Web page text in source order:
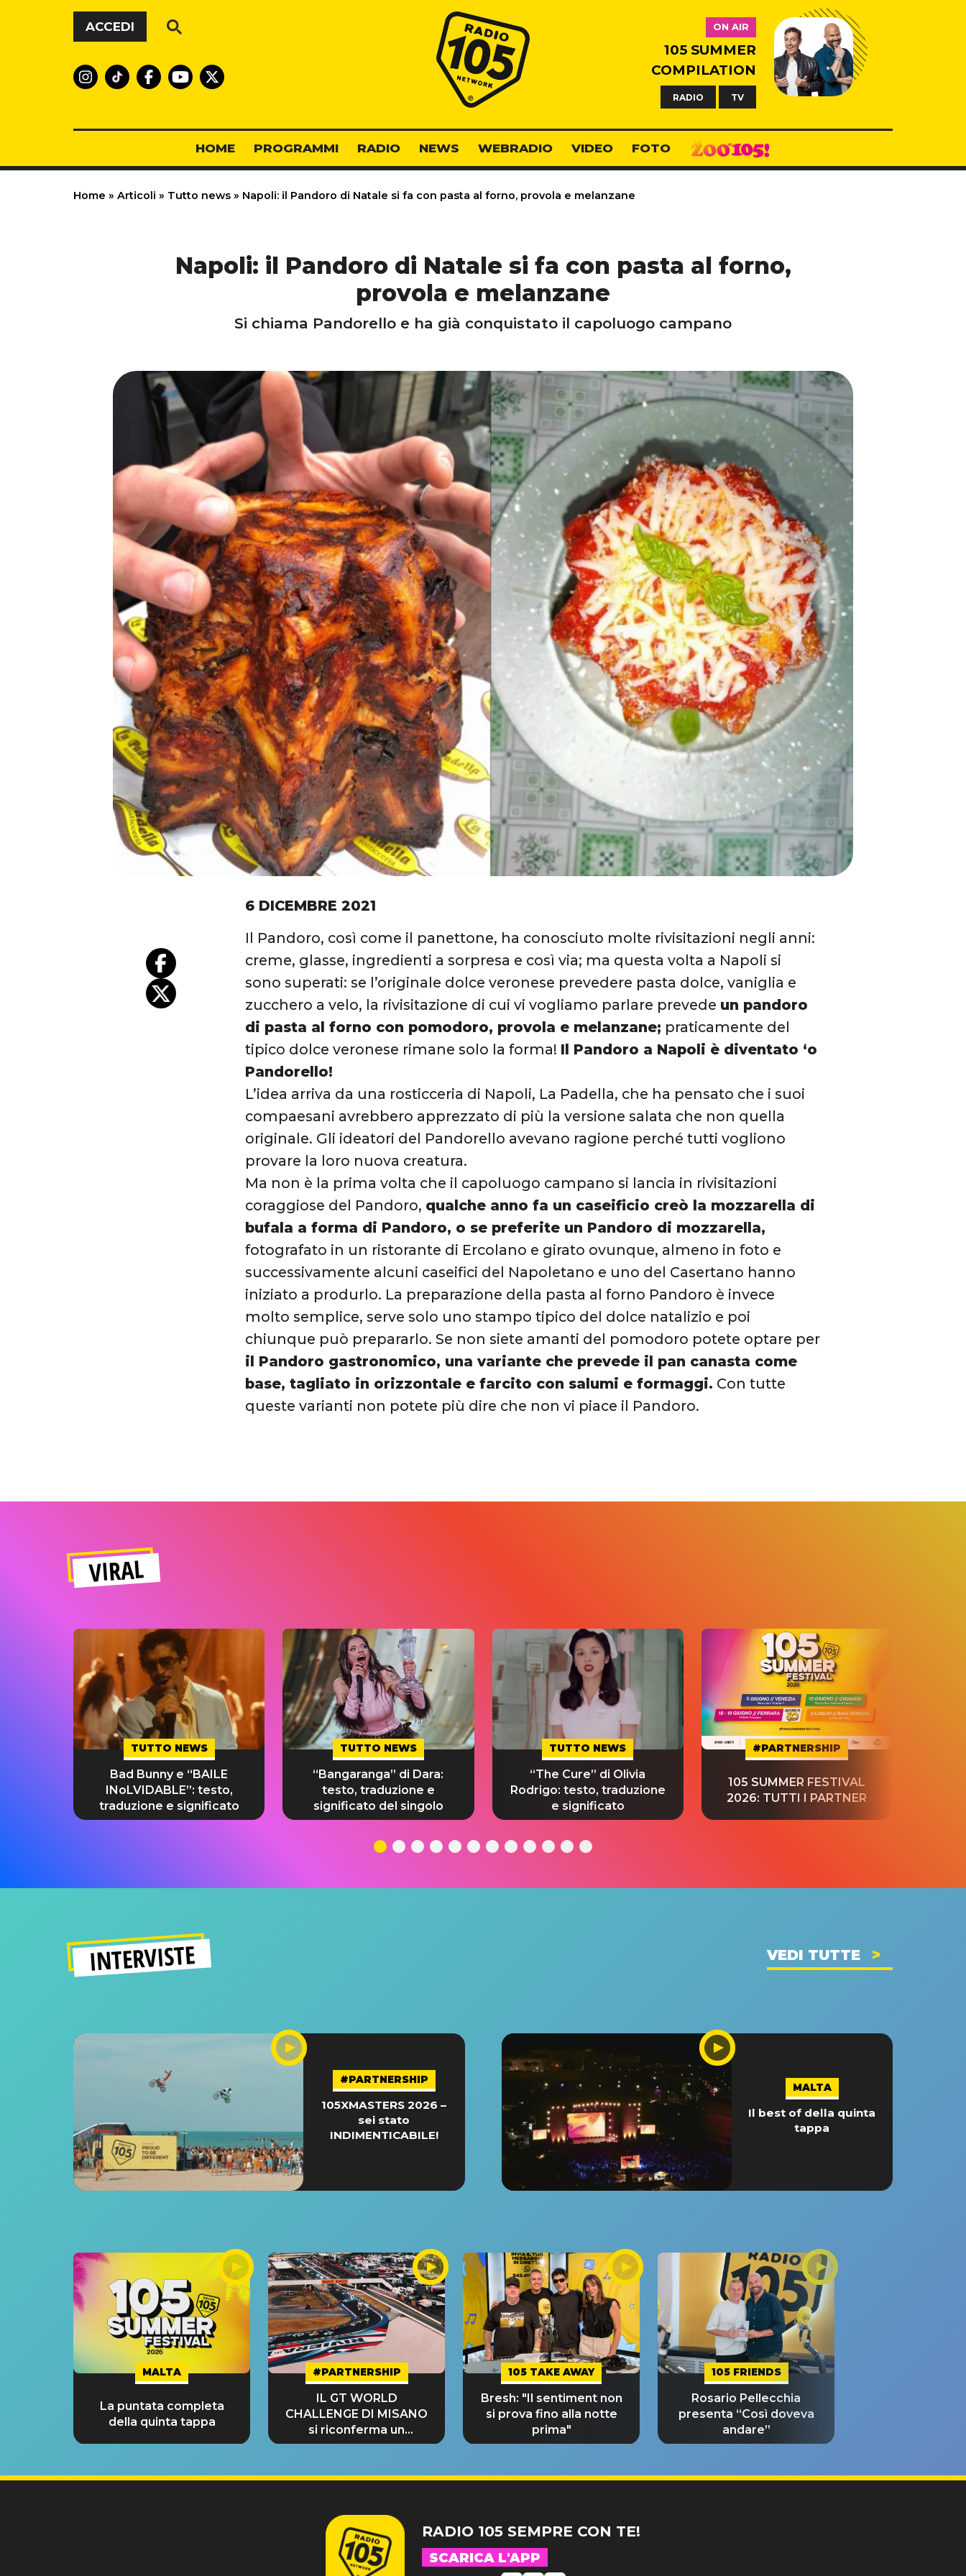
Vai al contenuto
ACCEDI
Radio 105
ON AIR
105 SUMMER
COMPILATION
RADIO TV
HOME PROGRAMMI RADIO NEWS WEBRADIO VIDEO FOTO
Home » Articoli » Tutto news » Napoli: il Pandoro di Natale si fa con pasta al forno, provola e melanzane
Napoli: il Pandoro di Natale si fa con pasta al forno,
provola e melanzane
Si chiama Pandorello e ha già conquistato il capoluogo campano
6 DICEMBRE 2021
Il Pandoro, così come il panettone, ha conosciuto molte rivisitazioni negli anni:
creme, glasse, ingredienti a sorpresa e così via; ma questa volta a Napoli si
sono superati: se l’originale dolce veronese prevedere pasta dolce, vaniglia e
zucchero a velo, la rivisitazione di cui vi vogliamo parlare prevede un pandoro
di pasta al forno con pomodoro, provola e melanzane; praticamente del
tipico dolce veronese rimane solo la forma! Il Pandoro a Napoli è diventato ‘o
Pandorello!
L’idea arriva da una rosticceria di Napoli, La Padella, che ha pensato che i suoi
compaesani avrebbero apprezzato di più la versione salata che non quella
originale. Gli ideatori del Pandorello avevano ragione perché tutti vogliono
provare la loro nuova creatura.
Ma non è la prima volta che il capoluogo campano si lancia in rivisitazioni
coraggiose del Pandoro, qualche anno fa un caseificio creò la mozzarella di
bufala a forma di Pandoro, o se preferite un Pandoro di mozzarella,
fotografato in un ristorante di Ercolano e girato ovunque, almeno in foto e
successivamente alcuni caseifici del Napoletano e uno del Casertano hanno
iniziato a produrlo. La preparazione della pasta al forno Pandoro è invece
molto semplice, serve solo uno stampo tipico del dolce natalizio e poi
chiunque può prepararlo. Se non siete amanti del pomodoro potete optare per
il Pandoro gastronomico, una variante che prevede il pan canasta come
base, tagliato in orizzontale e farcito con salumi e formaggi. Con tutte
queste varianti non potete più dire che non vi piace il Pandoro.
VIRAL
TUTTO NEWS
Bad Bunny e “BAILE
INoLVIDABLE”: testo,
traduzione e significato
TUTTO NEWS
“Bangaranga” di Dara:
testo, traduzione e
significato del singolo
TUTTO NEWS
“The Cure” di Olivia
Rodrigo: testo, traduzione
e significato
#PARTNERSHIP
105 SUMMER FESTIVAL
2026: TUTTI I PARTNER
INTERVISTE VEDI TUTTE
#PARTNERSHIP
105XMASTERS 2026 –
sei stato
INDIMENTICABILE!
MALTA
Il best of della quinta
tappa
MALTA
La puntata completa
della quinta tappa
#PARTNERSHIP
IL GT WORLD
CHALLENGE DI MISANO
si riconferma un
GRANDE SUCCESSO!
105 TAKE AWAY
Bresh: "Il sentiment non
si prova fino alla notte
prima"
105 FRIENDS
Rosario Pellecchia
presenta “Così doveva
andare”
RADIO 105 SEMPRE CON TE!
SCARICA L'APP